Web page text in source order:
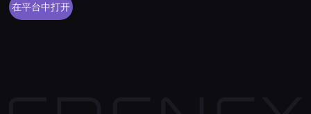
在平台中打开